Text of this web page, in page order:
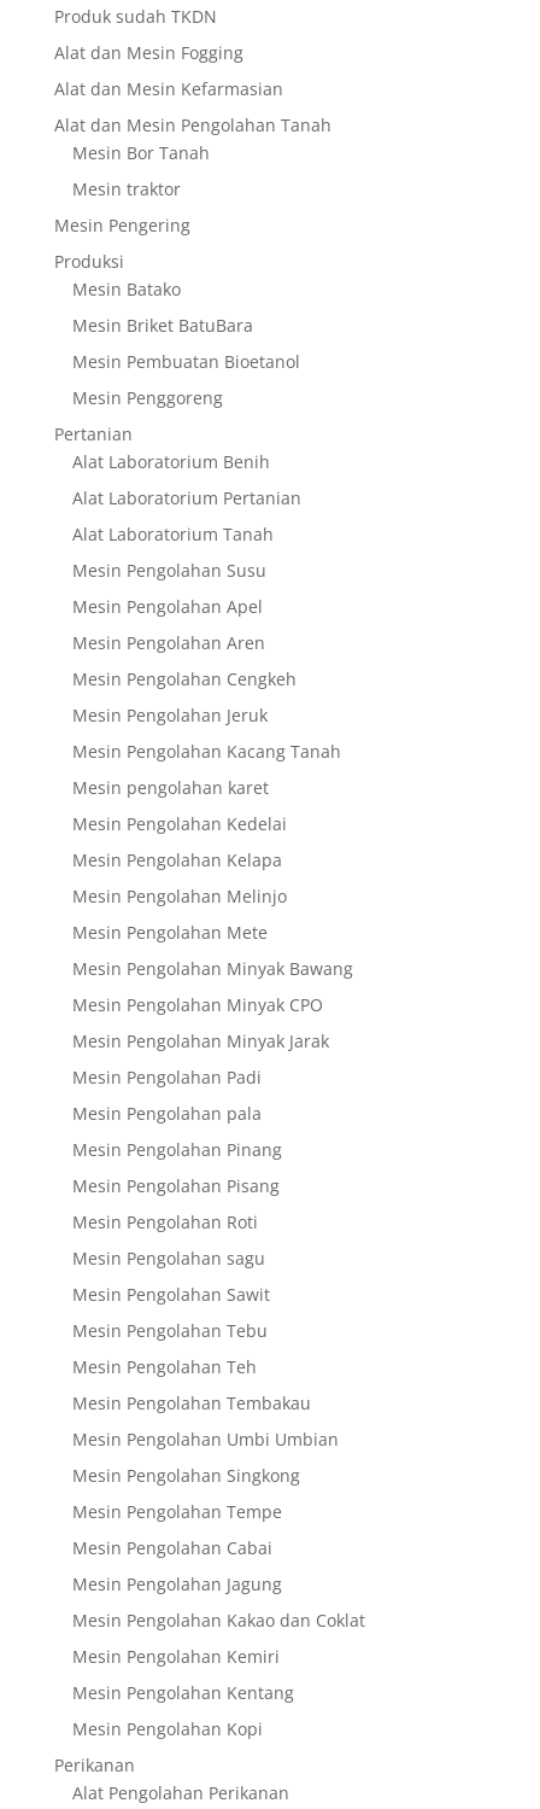
Produk sudah TKDN
Alat dan Mesin Fogging
Alat dan Mesin Kefarmasian
Alat dan Mesin Pengolahan Tanah
Mesin Bor Tanah
Mesin traktor
Mesin Pengering
Produksi
Mesin Batako
Mesin Briket BatuBara
Mesin Pembuatan Bioetanol
Mesin Penggoreng
Pertanian
Alat Laboratorium Benih
Alat Laboratorium Pertanian
Alat Laboratorium Tanah
Mesin Pengolahan Susu
Mesin Pengolahan Apel
Mesin Pengolahan Aren
Mesin Pengolahan Cengkeh
Mesin Pengolahan Jeruk
Mesin Pengolahan Kacang Tanah
Mesin pengolahan karet
Mesin Pengolahan Kedelai
Mesin Pengolahan Kelapa
Mesin Pengolahan Melinjo
Mesin Pengolahan Mete
Mesin Pengolahan Minyak Bawang
Mesin Pengolahan Minyak CPO
Mesin Pengolahan Minyak Jarak
Mesin Pengolahan Padi
Mesin Pengolahan pala
Mesin Pengolahan Pinang
Mesin Pengolahan Pisang
Mesin Pengolahan Roti
Mesin Pengolahan sagu
Mesin Pengolahan Sawit
Mesin Pengolahan Tebu
Mesin Pengolahan Teh
Mesin Pengolahan Tembakau
Mesin Pengolahan Umbi Umbian
Mesin Pengolahan Singkong
Mesin Pengolahan Tempe
Mesin Pengolahan Cabai
Mesin Pengolahan Jagung
Mesin Pengolahan Kakao dan Coklat
Mesin Pengolahan Kemiri
Mesin Pengolahan Kentang
Mesin Pengolahan Kopi
Perikanan
Alat Pengolahan Perikanan